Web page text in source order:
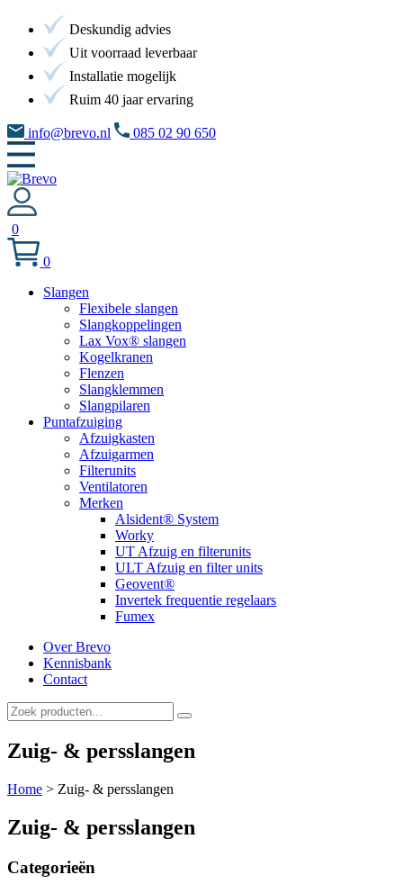
Deskundig advies
Uit voorraad leverbaar
Installatie mogelijk
Ruim 40 jaar ervaring
info@brevo.nl 085 02 90 650
0
0
Slangen
Flexibele slangen
Slangkoppelingen
Lax Vox® slangen
Kogelkranen
Flenzen
Slangklemmen
Slangpilaren
Puntafzuiging
Afzuigkasten
Afzuigarmen
Filterunits
Ventilatoren
Merken
Alsident® System
Worky
UT Afzuig en filterunits
ULT Afzuig en filter units
Geovent®
Invertek frequentie regelaars
Fumex
Over Brevo
Kennisbank
Contact
Zuig- & persslangen
Home > Zuig- & persslangen
Zuig- & persslangen
Categorieën